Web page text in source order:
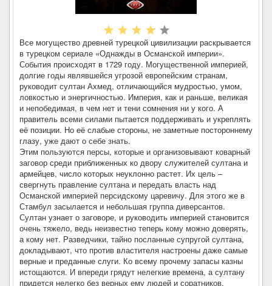
Все могущество древней турецкой цивилизации раскрывается
в турецком сериале «Однажды в Османской империи».
События происходят в 1729 году. Могущественной империей,
долгие годы являвшейся угрозой европейским странам,
руководит султан Ахмед, отличающийся мудростью, умом,
ловкостью и энергичностью. Империя, как и раньше, великая
и непобедимая, в чем нет и тени сомнения ни у кого. А
правитель всеми силами пытается поддерживать и укреплять
её позиции. Но её слабые стороны, не заметные постороннему
глазу, уже дают о себе знать.
Этим пользуются персы, которые и организовывают коварный
заговор среди приближенных ко двору служителей султана и
армейцев, число которых неуклонно растет. Их цель –
свергнуть правление султана и передать власть над
Османской империей персидскому царевичу. Для этого же в
Стамбул засылается и небольшая группа диверсантов.
Султан узнает о заговоре, и руководить империей становится
очень тяжело, ведь неизвестно теперь кому можно доверять,
а кому нет. Разведчики, тайно посланные супругой султана,
докладывают, что против властителя настроены даже самые
верные и преданные слуги. Ко всему прочему запасы казны
истощаются. И впереди грядут нелегкие времена, а султану
придется нелегко без верных ему людей и соратников.